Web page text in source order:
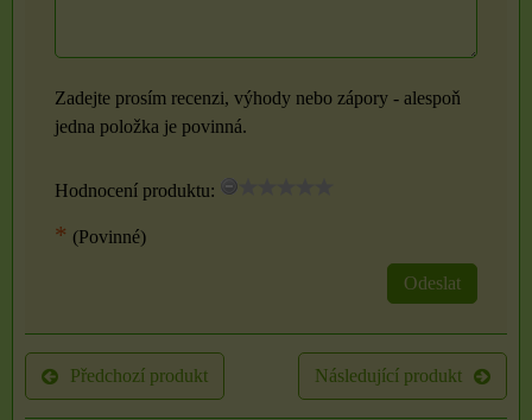
Zadejte prosím recenzi, výhody nebo zápory - alespoň
jedna položka je povinná.
Hodnocení produktu:
* (Povinné)
Odeslat
Předchozí produkt Následující produkt